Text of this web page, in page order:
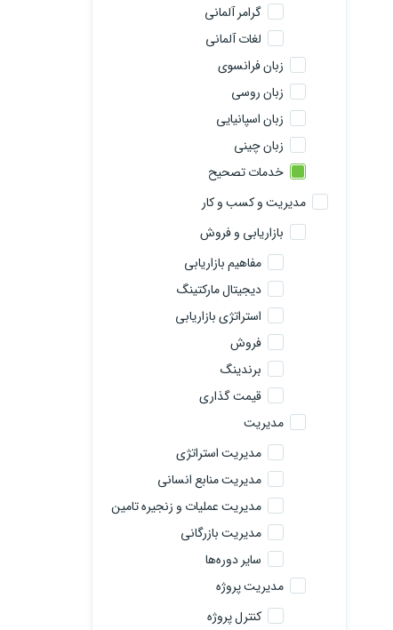
گرامر آلمانی
لغات آلمانی
زبان فرانسوی
زبان روسی
زبان اسپانیایی
زبان چینی
خدمات تصحیح
مدیریت و کسب و کار
بازاریابی و فروش
مفاهیم بازاریابی
دیجیتال مارکتینگ
استراتژی بازاریابی
فروش
برندینگ
قیمت گذاری
مدیریت
مدیریت استراتژی
مدیریت منابع انسانی
مدیریت عملیات و زنجیره تامین
مدیریت بازرگانی
سایر دوره‌ها
مدیریت پروژه
کنترل پروژه